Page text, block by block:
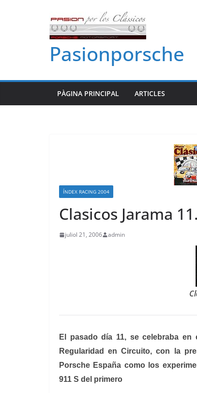
Pasionporsche
PÀGINA PRINCIPAL ARTICLES
ÍNDEX RACING 2004
Clasicos Jarama
juliol 21, 2006 admin
El pasado día 11, se celebraba
Regularidad en Circuito, con la
Porsche España como los
911 S del primero